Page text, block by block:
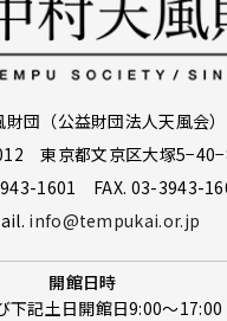
団（公益財団法人天風会）
東京都文京区大塚
1601 FAX. 03-3943-
info@tempukai.or.jp
開館日時
下記土日開館日9:00～17:00